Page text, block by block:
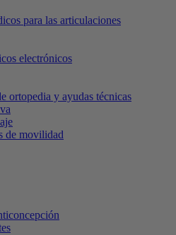
para las articulaciones
electrónicos
ortopedia y ayudas técnicas
de movilidad